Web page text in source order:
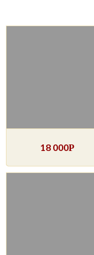
18 000Р